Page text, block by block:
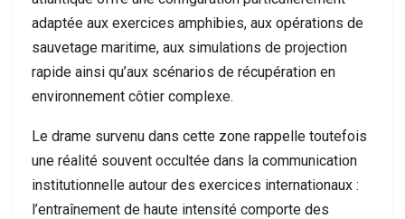
adaptée aux exercices amphibies, aux opérations de
sauvetage maritime, aux simulations de projection
rapide ainsi qu’aux scénarios de récupération en
environnement côtier complexe.
Le drame survenu dans cette zone rappelle toutefois
une réalité souvent occultée dans la communication
institutionnelle autour des exercices internationaux :
l’entraînement de haute intensité comporte des